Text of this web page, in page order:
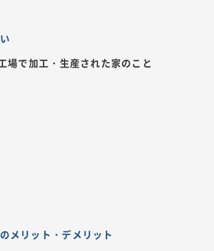
場で加工・生産された家のこと
メリット・デメリット